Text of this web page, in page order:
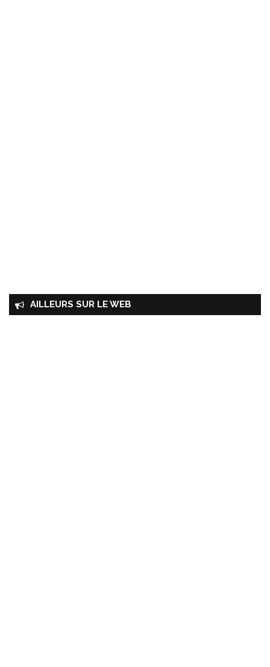
AILLEURS SUR LE WEB